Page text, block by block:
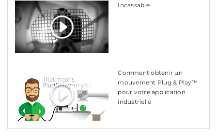
Incassable
Comment obtenir un
mouvement Plug & Play™
pour votre application
industrielle